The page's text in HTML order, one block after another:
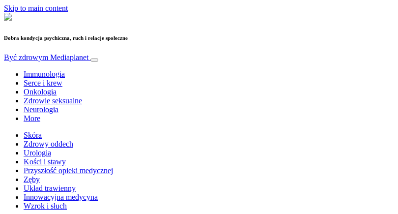
Skip to main content
Dobra kondycja psychiczna, ruch i relacje społeczne
Być zdrowym Mediaplanet
Immunologia
Serce i krew
Onkologia
Zdrowie seksualne
Neurologia
More
Skóra
Zdrowy oddech
Urologia
Kości i stawy
Przyszłość opieki medycznej
Zęby
Układ trawienny
Innowacyjna medycyna
Wzrok i słuch